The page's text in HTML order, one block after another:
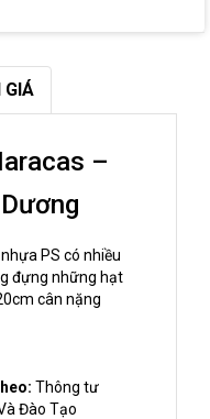
GIÁ
–
PS có nhiều
đựng những hạt
cân nặng
Thông tư
Đào Tạo